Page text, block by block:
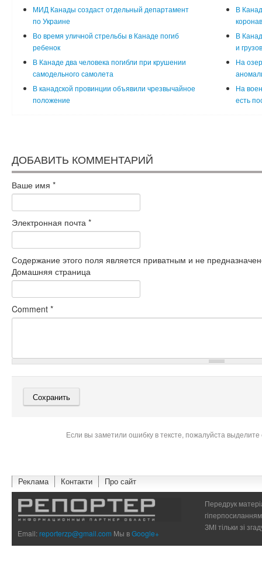
МИД Канады создаст отдельный департамент
по Украине
В
Во время уличной стрельбы в Канаде погиб
ребенок
В
и
В Канаде два человека погибли при крушении
самодельного самолета
На
В канадской провинции объявили чрезвычайное
положение
На
есть
ДОБАВИТЬ КОММЕНТАРИЙ
Ваше имя *
Электронная почта *
Содержание этого поля является приватным и не
Домашняя страница
Comment *
Если вы заметили ошибку в тексте, пожалуйста
Реклама Контакти Про сайт
Email:reporterzp@gmail.com Мы вGoogle+
Передрук
ЗМІ тільки зі